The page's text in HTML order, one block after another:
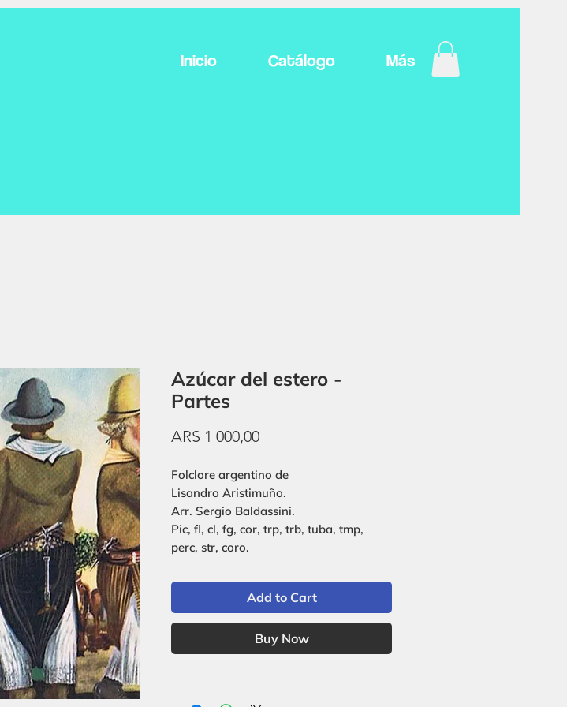
Inicio Catálogo Más
Azúcar del estero -
Partes
ARS 1 000,00Price
Folclore argentino de
Lisandro Aristimuño.
Arr. Sergio Baldassini.
Pic, fl, cl, fg, cor, trp, trb, tuba, tmp,
perc, str, coro.
Add to Cart
Buy Now